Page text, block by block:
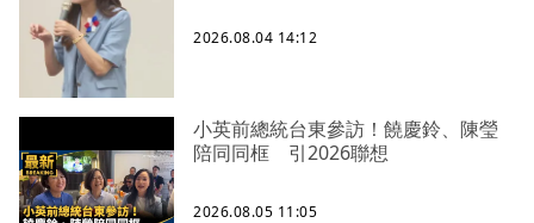
2026.08.04 14:12
小英前總統台東參訪！饒慶鈴、陳瑩
陪同同框 引2026聯想
2026.08.05 11:05